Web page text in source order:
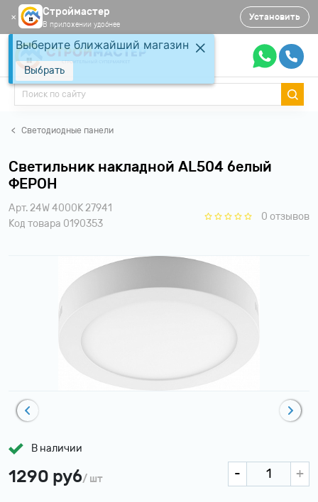
✕ Строймастер
В приложении удобнее
Установить
Светодиодные панели
Светильник накладной AL504 белый
ФЕРОН
Арт. 24W 4000K 27941
Код товара 0190353
0 отзывов
В наличии
1290 руб/ шт
Выберите ближайший магазин
Выбрать